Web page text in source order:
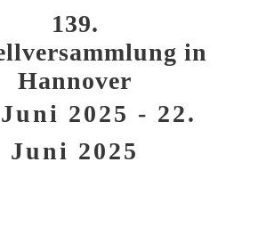
139.
in
Hannover
2025 - 22.
Juni 2025